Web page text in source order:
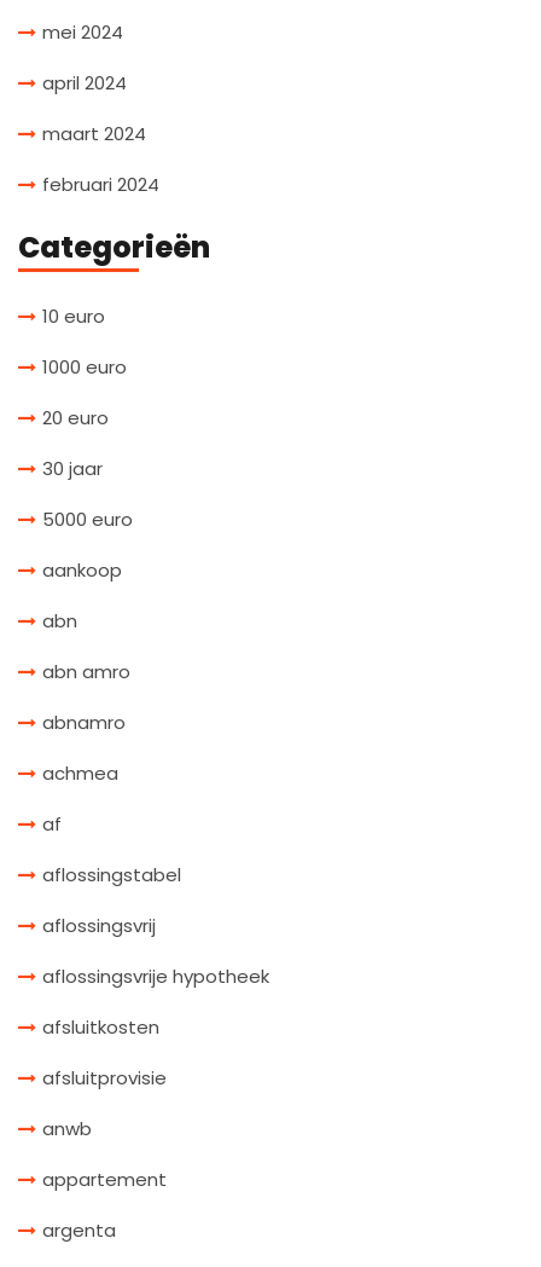
mei 2024
april 2024
maart 2024
februari 2024
Categorieën
10 euro
1000 euro
20 euro
30 jaar
5000 euro
aankoop
abn
abn amro
abnamro
achmea
af
aflossingstabel
aflossingsvrij
aflossingsvrije hypotheek
afsluitkosten
afsluitprovisie
anwb
appartement
argenta